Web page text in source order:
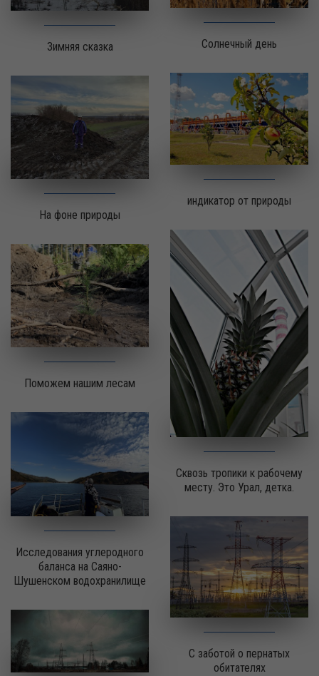
Зимняя сказка
На фоне природы
Солнечный день
Поможем нашим лесам
индикатор от природы
Исследования углеродного
баланса на Саяно-
Шушенском водохранилище
Сквозь тропики к рабочему
месту. Это Урал, детка.
С заботой о пернатых
обитателях